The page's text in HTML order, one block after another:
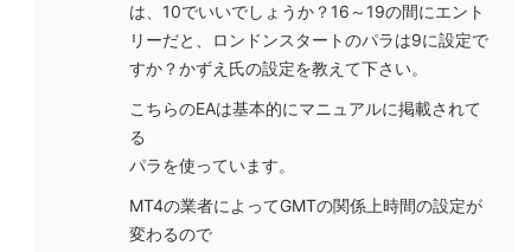
は、10でいいでしょうか？16～19の間にエント
リーだと、ロンドンスタートのパラは9に設定で
すか？かずえ氏の設定を教えて下さい。
こちらのEAは基本的にマニュアルに掲載されて
る
パラを使っています。
MT4の業者によってGMTの関係上時間の設定が
変わるので